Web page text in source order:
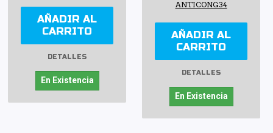
AÑADIR AL
CARRITO
DETALLES
En Existencia
ANTICONG34
AÑADIR AL
CARRITO
DETALLES
En Existencia